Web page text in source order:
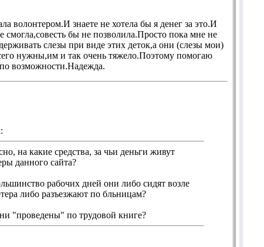
волонтером.И знаете не хотела бы я денег за это.И
смогла,совесть бы не позволила.Просто пока мне не
слезы при виде этих деток,а они (слезы мои)
нужны,им и так очень тяжело.Поэтому помогаю
возможности.Надежда.
:
на какие средства, за чьи деньги живут
данного сайта?
рабочих дней они либо сидят возле
либо разъезжают по бльницам?
"проведены" по трудовой книге?